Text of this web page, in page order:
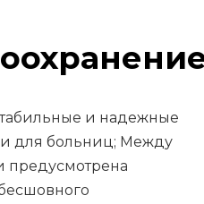
и надежные
для больниц; Между
предусмотрена